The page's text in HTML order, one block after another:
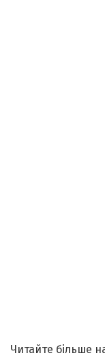
Читайте більше